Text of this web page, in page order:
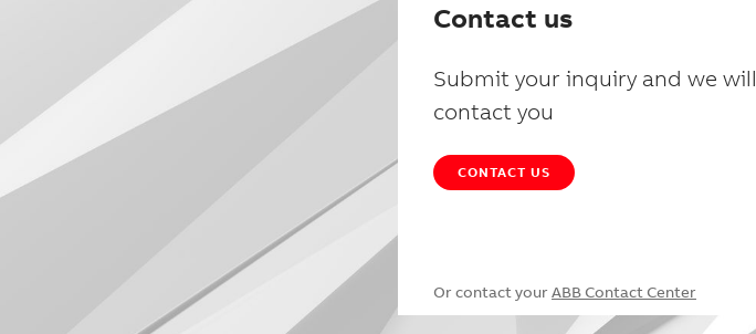
Contact us
Submit your inquiry and we will
contact you
CONTACT US
Or contact your ABB Contact Center